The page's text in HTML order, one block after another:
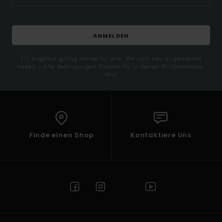
ANMELDEN
(*) Angebot gültig online für alle, die sich neu angemeldet
haben - Alle Bedingungen findest du in deiner Willkommens-
Mail
Finde einen Shop Kontaktiere Uns